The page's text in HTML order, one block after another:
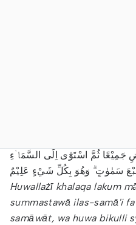
جَمِيْعًا ثُمَّ اسْتَوٰٓى اِلَى السَّمَاۤءِ
سَمٰوٰتٍ ۗ وَهُوَ بِكُلِّ شَيْءٍ عَلِيْمٌ
Huwallażī khalaqa lakum
summastawā ilas-samā'i
samāwāt, wa huwa bikulli